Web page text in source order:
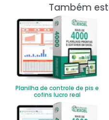
Também
Planilha de controle de pis e
cofins lucro real